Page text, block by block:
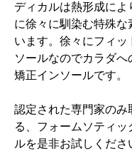
ディカルは熱形成によ
に徐々に馴染む特殊な
います。徐々にフィッ
ソールなのでカラダへ
矯正インソールです。
認定された専門家のみ
る、フォームソティッ
ルを是非お試しくださ